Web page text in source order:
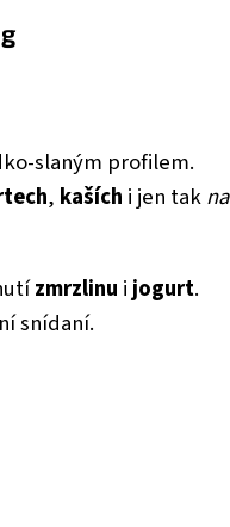
slaným profilem.
, kaších i jen takna
zmrzlinu i jogurt.
snídaní.